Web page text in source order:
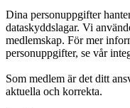
Dina personuppgifter
dataskyddslagar. Vi
medlemskap. För mer
personuppgifter, se vår
Som medlem är det ditt
aktuella och korrekta.